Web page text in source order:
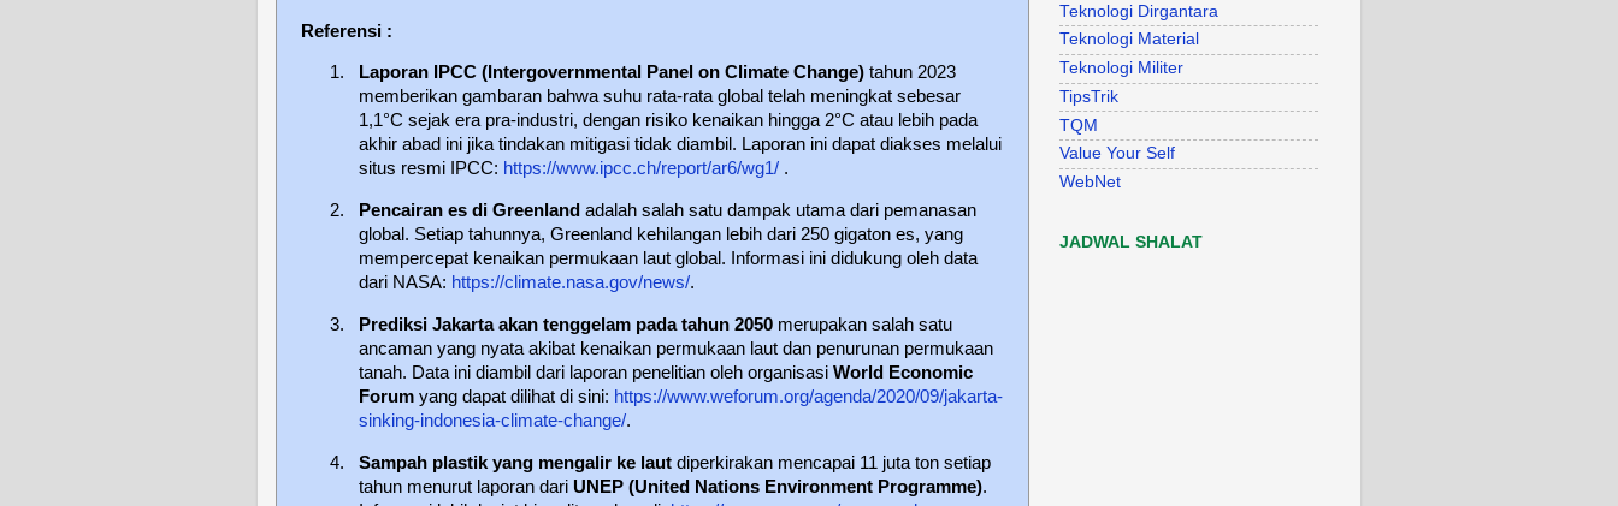
Referensi :
1. Laporan IPCC (Intergovernmental Panel on Climate Change) tahun 2023
memberikan gambaran bahwa suhu rata-rata global telah meningkat sebesar
1,1°C sejak era pra-industri, dengan risiko kenaikan hingga 2°C atau lebih pada
akhir abad ini jika tindakan mitigasi tidak diambil. Laporan ini dapat diakses melalui
situs resmi IPCC: https://www.ipcc.ch/report/ar6/wg1/ .
2. Pencairan es di Greenland adalah salah satu dampak utama dari pemanasan
global. Setiap tahunnya, Greenland kehilangan lebih dari 250 gigaton es, yang
mempercepat kenaikan permukaan laut global. Informasi ini didukung oleh data
dari NASA: https://climate.nasa.gov/news/.
3. Prediksi Jakarta akan tenggelam pada tahun 2050 merupakan salah satu
ancaman yang nyata akibat kenaikan permukaan laut dan penurunan permukaan
tanah. Data ini diambil dari laporan penelitian oleh organisasi World Economic
Forum yang dapat dilihat di sini: https://www.weforum.org/agenda/2020/09/jakarta-
sinking-indonesia-climate-change/.
4. Sampah plastik yang mengalir ke laut diperkirakan mencapai 11 juta ton setiap
tahun menurut laporan dari UNEP (United Nations Environment Programme).
Teknologi Dirgantara
Teknologi Material
Teknologi Militer
TipsTrik
TQM
Value Your Self
WebNet
JADWAL SHALAT